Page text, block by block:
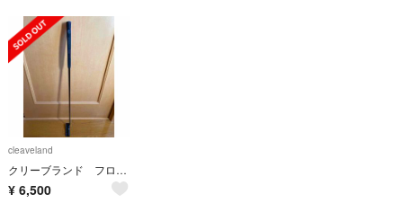
cleaveland
クリーブランド フロントライン 8.0 パター
¥ 6,500